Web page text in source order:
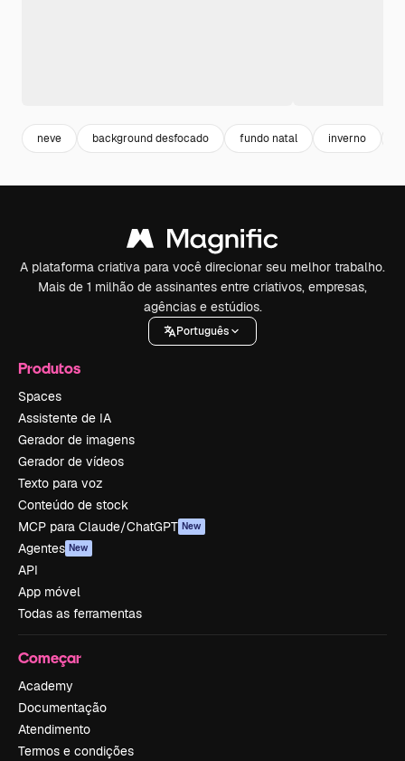
neve background desfocado fundo natal inverno
A plataforma criativa para você direcionar seu melhor trabalho.
Mais de 1 milhão de assinantes entre criativos, empresas,
agências e estúdios.
Português
Produtos
Spaces
Assistente de IA
Gerador de imagens
Gerador de vídeos
Texto para voz
Conteúdo de stock
MCP para Claude/ChatGPT New
Agentes New
API
App móvel
Todas as ferramentas
Começar
Academy
Documentação
Atendimento
Termos e condições